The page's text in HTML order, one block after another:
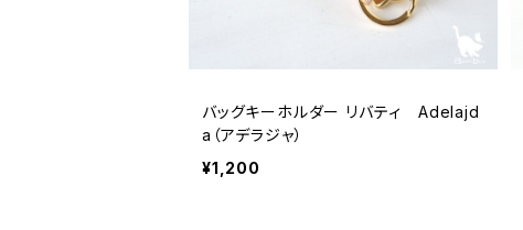
バッグキーホルダー リバティ Adelajd
a（アデラジャ）
¥1,200